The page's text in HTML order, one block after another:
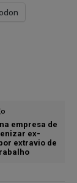
empresa de
ex-
extravio de